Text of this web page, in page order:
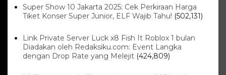
Super Show 10 Jakarta 2025: Cek Perkiraan Harga
Tiket Konser Super Junior, ELF Wajib Tahu! (502,131)
Link Private Server Luck x8 Fish It Roblox 1 bulan
Diadakan oleh Redaksiku.com: Event Langka
dengan Drop Rate yang Melejit (424,809)